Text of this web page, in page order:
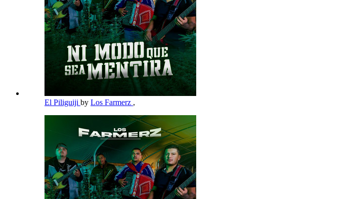
El Piliguiji by Los Farmerz ,